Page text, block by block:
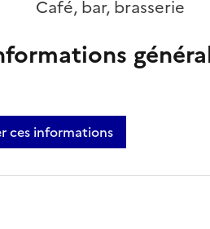
Café, bar, brasserie
ces informations